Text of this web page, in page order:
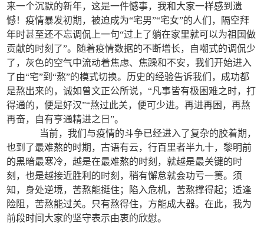
来一个沉默的新年，这是一件憾事，我和大家一样感到遗
憾！疫情暴发初期，被迫成为“宅男”“宅女”的人们，隔空拜
年时甚至还不忘调侃上一句“过上了躺在家里就可以为祖国做
贡献的时刻了”。随着疫情数据的不断增长，自嘲式的调侃少
了，灰色的空气中流动着焦虑、焦躁和不安，我们开始进入
了由“宅”到“熬”的模式切换。历史的经验告诉我们，成功都
是熬出来的，诚如曾文正公所说，“凡事皆有极困难之时，打
得通的，便是好汉”“熬过此关，便可少进。再进再困，再熬
再奋，自有亨通精进之日”。
当前，我们与疫情的斗争已经进入了复杂的胶着期，
也到了最难熬的时期，古语有云，行百里者半九十，黎明前
的黑暗最寒冷，越是在最难熬的时刻，就越是最关键的时
刻，也是越接近胜利的时刻，稍有懈怠就会功亏一篑。须
知，身处逆境，苦熬能挺住；陷入危机，苦熬撑得起；适逢
险阻，苦熬能过关。只有熬得住，方能成大器。在此，我为
前段时间大家的坚守表示由衷的欣慰。